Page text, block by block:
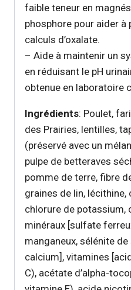
faible teneur en
phosphore pour aider
calculs d’oxalate.
– Aide à maintenir un
en réduisant le pH
obtenue en laboratoire
Ingrédients: Poulet,
des Prairies, lentilles,
(préservé avec un
pulpe de betteraves
pomme de terre, fibre
graines de lin,
chlorure de potassium,
minéraux [sulfate
manganeux, sélénite
calcium], vitamines
C), acétate d’alpha-